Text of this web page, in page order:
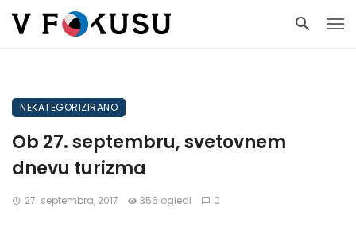
NEKATEGORIZIRANO
Ob 27. septembru, svetovnem
dnevu turizma
27. septembra, 2017 356 ogledi 0